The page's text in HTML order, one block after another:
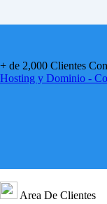
+ de 2,000 Clientes
Hosting y Dominio -
Area De Clientes